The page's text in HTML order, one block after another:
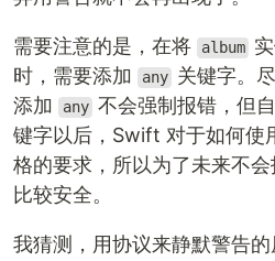
需要注意的是，在将 album
时，需要添加
any 关键字。
添加
any 不会强制报错，但
键字以后，Swift 对于如何使
格的要求，所以为了未来不
比较安全。
我猜测，用协议来静默警告